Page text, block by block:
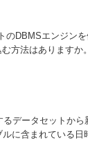
のDBMSエンジン
方法はありますか。
データセットか
に含まれている日